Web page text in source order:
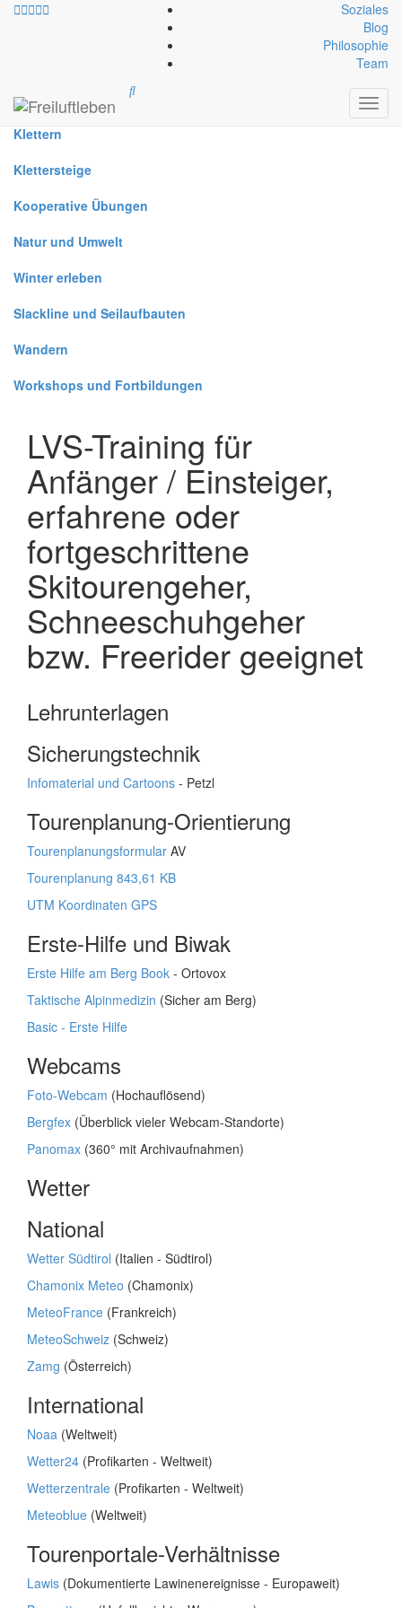
Soziales
Blog
Philosophie
Team
Canyoning
Klettern
Klettersteige
Kooperative Übungen
Natur und Umwelt
Winter erleben
Slackline und Seilaufbauten
Wandern
Workshops und Fortbildungen
LVS-Training für
Anfänger / Einsteiger,
erfahrene oder
fortgeschrittene
Skitourengeher,
Schneeschuhgeher
bzw. Freerider geeignet
Lehrunterlagen
Sicherungstechnik
Infomaterial und Cartoons - Petzl
Tourenplanung-Orientierung
Tourenplanungsformular AV
Tourenplanung 843,61 KB
UTM Koordinaten GPS
Erste-Hilfe und Biwak
Erste Hilfe am Berg Book - Ortovox
Taktische Alpinmedizin (Sicher am Berg)
Basic - Erste Hilfe
Webcams
Foto-Webcam (Hochauflösend)
Bergfex (Überblick vieler Webcam-Standorte)
Panomax (360° mit Archivaufnahmen)
Wetter
National
Wetter Südtirol (Italien - Südtirol)
Chamonix Meteo (Chamonix)
MeteoFrance (Frankreich)
MeteoSchweiz (Schweiz)
Zamg (Österreich)
International
Noaa (Weltweit)
Wetter24 (Profikarten - Weltweit)
Wetterzentrale (Profikarten - Weltweit)
Meteoblue (Weltweit)
Tourenportale-Verhältnisse
Lawis (Dokumentierte Lawinenereignisse - Europaweit)